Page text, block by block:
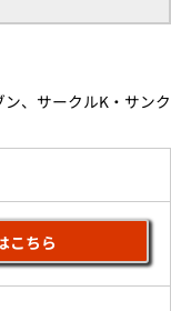
、サークルK・サンク
こちら